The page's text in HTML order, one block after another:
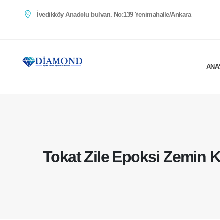
İvedikköy Anadolu bulvarı. No:139 Yenimahalle/Ankara
Tokat Zile Epoksi Zemin